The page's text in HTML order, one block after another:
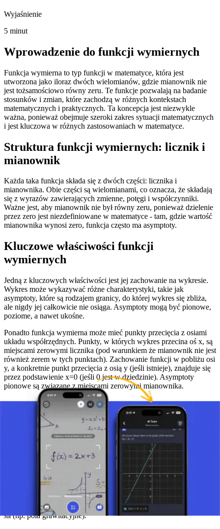
Wyjaśnienie
5 minut
Wprowadzenie do funkcji wymiernych
Funkcja wymierna to typ funkcji w matematyce, która jest
utworzona jako iloraz dwóch wielomianów, gdzie mianownik nie
jest tożsamościowo równy zeru. Te funkcje pozwalają na badanie
stosunków i zmian, które zachodzą w różnych kontekstach
matematycznych i praktycznych. Ta koncepcja jest niezwykle
ważna, ponieważ obejmuje szeroki zakres sytuacji matematycznych
i jest kluczowa w różnych zastosowaniach w matematyce.
Struktura funkcji wymiernych: licznik i
mianownik
Każda taka funkcja składa się z dwóch części: licznika i
mianownika. Obie części są wielomianami, co oznacza, że składają
się z wyrazów zawierających zmienne, potęgi i współczynniki.
Ważne jest, aby mianownik nie był równy zeru, ponieważ dzielenie
przez zero jest niezdefiniowane w matematyce - tam, gdzie wartość
mianownika wynosi zero, funkcja często ma asymptoty.
Kluczowe właściwości funkcji
wymiernych
Jedną z kluczowych właściwości jest jej zachowanie na wykresie.
Wykres może wykazywać różne charakterystyki, takie jak
asymptoty, które są rodzajem granicy, do której wykres się zbliża,
ale nigdy jej całkowicie nie osiąga. Asymptoty mogą być pionowe,
poziome, a nawet ukośne.
Ponadto funkcja wymierna może mieć punkty przecięcia z osiami
układu współrzędnych. Punkty, w których wykres przecina oś x, są
miejscami zerowymi licznika (pod warunkiem że mianownik nie jest
również zerem w tych punktach). Zachowanie funkcji w pobliżu osi
y, a konkretnie punkt przecięcia z osią y (jeśli istnieje), znajduje się
przez podstawienie x=0 (jeśli 0 jest w dziedzinie). Asymptoty
pionowe są związane z miejscami zerowymi mianownika.
Ciekawe fakty i zastosowania
Interesującym aspektem funkcji wymiernych jest to, że mogą się
znacznie różnić w zależności od postaci wielomianów w liczniku i
mianowniku. Różne kombinacje wielomianów tworzą różne typy
wykresów, które mogą obejmować złożone krzywe, pętle, a nawet
nieciągłe linie.
W praktyce te funkcje są używane w wielu dyscyplinach
naukowych i inżynieryjnych. Na przykład w ekonomii mogą być
używane do modelowania stosunków kosztów do korzyści lub
średnich kosztów. W fizyce mogą opisywać pewne typy ruchu lub
sił (np. pola grawitacyjne).